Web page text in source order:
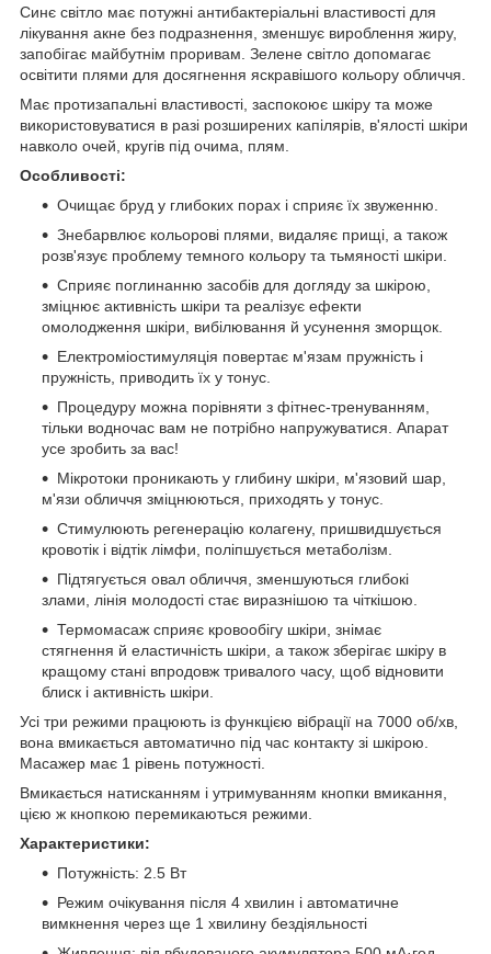
Синє світло має потужні антибактеріальні властивості для
лікування акне без подразнення, зменшує вироблення жиру,
запобігає майбутнім проривам. Зелене світло допомагає
освітити плями для досягнення яскравішого кольору обличчя.
Має протизапальні властивості, заспокоює шкіру та може
використовуватися в разі розширених капілярів, в'ялості шкіри
навколо очей, кругів під очима, плям.
Особливості:
Очищає бруд у глибоких порах і сприяє їх звуженню.
Знебарвлює кольорові плями, видаляє прищі, а також
розв'язує проблему темного кольору та тьмяності шкіри.
Сприяє поглинанню засобів для догляду за шкірою,
зміцнює активність шкіри та реалізує ефекти
омолодження шкіри, вибілювання й усунення зморщок.
Електроміостимуляція повертає м'язам пружність і
пружність, приводить їх у тонус.
Процедуру можна порівняти з фітнес-тренуванням,
тільки водночас вам не потрібно напружуватися. Апарат
усе зробить за вас!
Мікротоки проникають у глибину шкіри, м'язовий шар,
м'язи обличчя зміцнюються, приходять у тонус.
Стимулюють регенерацію колагену, пришвидшується
кровотік і відтік лімфи, поліпшується метаболізм.
Підтягується овал обличчя, зменшуються глибокі
злами, лінія молодості стає виразнішою та чіткішою.
Термомасаж сприяє кровообігу шкіри, знімає
стягнення й еластичність шкіри, а також зберігає шкіру в
кращому стані впродовж тривалого часу, щоб відновити
блиск і активність шкіри.
Усі три режими працюють із функцією вібрації на 7000 об/хв,
вона вмикається автоматично під час контакту зі шкірою.
Масажер має 1 рівень потужності.
Вмикається натисканням і утримуванням кнопки вмикання,
цією ж кнопкою перемикаються режими.
Характеристики:
Потужність: 2.5 Вт
Режим очікування після 4 хвилин і автоматичне
вимкнення через ще 1 хвилину бездіяльності